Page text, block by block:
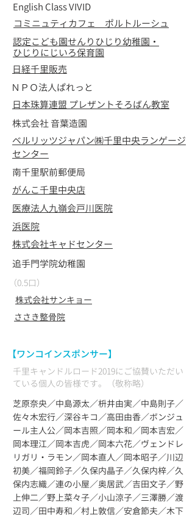
English Class VIVID
コミニュティカフェ ポルトルーシュ
認定こども園せんりひじり幼稚園・
ひじりにじいろ保育園
​日経千里販売
ＮＰＯ法人ぱれっと
日本珠算連盟 プレザントそろばん教室
株式会社 音葉造園
​ベルリッツジャパン㈱千里中央ランゲージ
センター
南千里駅前郵便局
がんこ千里中央店
医療法人九嶺会戸川医院
​浜医院
株式会社キャドセンター
追手門学院幼稚園
（0.5口）
​株式会社サンキョー
ささき整骨院
【ワンコインスポンサー】
千里キャンドルロード2019にご協賛いただい
ている個人の皆様です。（敬称略）
芝原奈央／中島源太／枡井由実／中島則子／
佐々木宏行／深谷キコ／高田由香／ボンジュ
ール主人公／岡本吉照／岡本和／岡本吉宏／
岡本理江／岡本吉虎／岡本六花／ヴェンドレ
リガリ・ラモン／岡本直人／岡本昭子／川辺
初美／福岡鈴子／久保内晶子／久保内梓／久
保内志織／連の小屋／奥居武／吉田文子／野
上伸二／野上菜々子／小山涼子／三澤勝／渡
辺司／田中寿和／村上敦信／安倉節夫／木下